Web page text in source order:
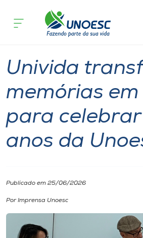
Cursos
Atendimento ao Estudante
Portal de Ensino
Internacionalização
Extensão
Univida
memórias
para
anos da
Publicado em 25/06/2026
Por Imprensa Unoesc